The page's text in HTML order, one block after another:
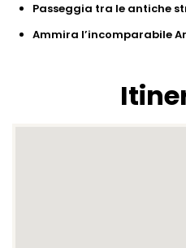
Passeggia tra le antiche
Ammira l’incomparabile